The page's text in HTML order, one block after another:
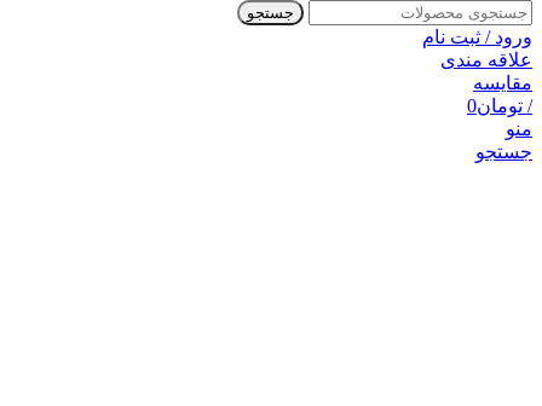
جستجو
ورود / ثبت نام
علاقه مندی
مقایسه
/ تومان0
منو
جستجو